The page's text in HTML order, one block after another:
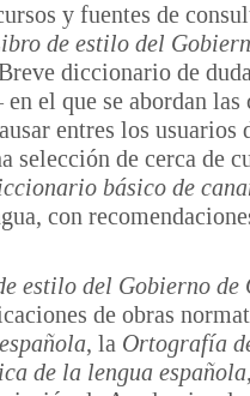
y fuentes de
de estilo del
diccionario de
el que se abordan las
entres los usuarios
selección de cerca de
básico de
con
estilo del Gobierno de
de obras
, la Ortografía
de la lengua española